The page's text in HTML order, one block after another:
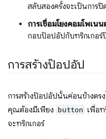
สลับสองครั้งจะเป็นการ
การเชื่อมโยงคอมโพเนน
กอบป๊อปอัปกับทริกเกอร์
การสร้างป๊อปอัป
การสร้างป๊อปอัปนั้นค่อนข้างตร
คุณต้องมีเพียง button เพื่อ
จะทริกเกอร์